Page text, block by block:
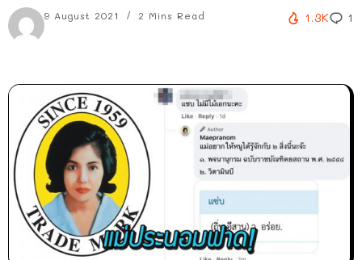
9 August 2021 2 Mins Read 1.3K 1